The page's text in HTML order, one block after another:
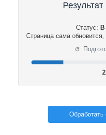
Статус: В
Страница сама обновится,
⟳